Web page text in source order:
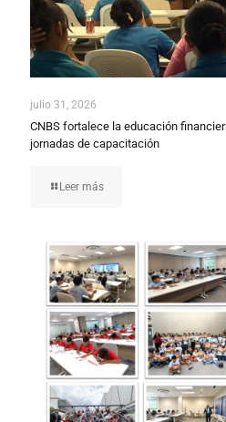
julio 31, 2026
CNBS fortalece la educación
jornadas de capacitación
Leer más